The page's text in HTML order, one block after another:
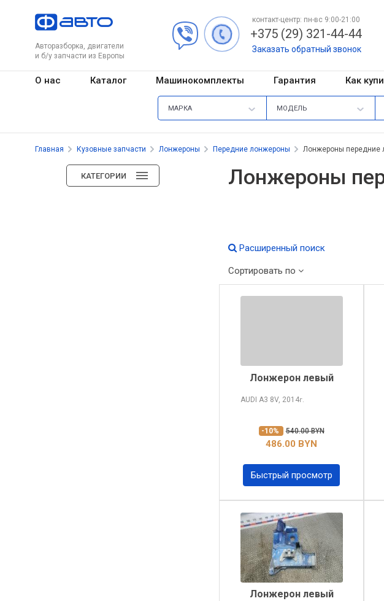
Авторазборка, двигатели
и б/у запчасти из Европы
контакт-центр: пн-вс 9:00-21:00
+375 (29) 321-44-44
Заказать обратный звонок
О нас Каталог Машинокомплекты Гарантия Как
МАРКА МОДЕЛЬ
Главная Кузовные запчасти Лонжероны Передние лонжероны Лонжероны передние
КАТЕГОРИИ Лонжероны
Расширенный поиск
Сортировать по
Лонжерон левый
AUDI A3 8V, 2014г.
-10% 540.00 BYN
486.00 BYN
Быстрый просмотр
Лонжерон левый